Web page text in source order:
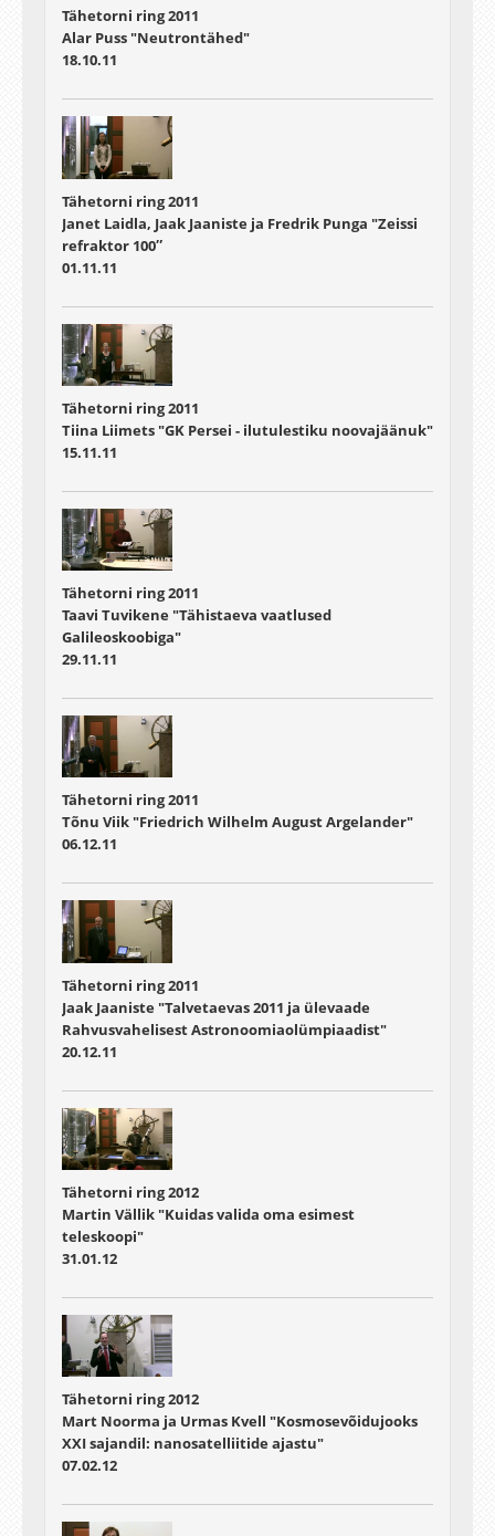
Tähetorni ring 2011
Alar Puss "Neutrontähed"
18.10.11
Tähetorni ring 2011
Janet Laidla, Jaak Jaaniste ja Fredrik Punga "Zeissi
refraktor 100″
01.11.11
Tähetorni ring 2011
Tiina Liimets "GK Persei - ilutulestiku noovajäänuk"
15.11.11
Tähetorni ring 2011
Taavi Tuvikene "Tähistaeva vaatlused
Galileoskoobiga"
29.11.11
Tähetorni ring 2011
Tõnu Viik "Friedrich Wilhelm August Argelander"
06.12.11
Tähetorni ring 2011
Jaak Jaaniste "Talvetaevas 2011 ja ülevaade
Rahvusvahelisest Astronoomiaolümpiaadist"
20.12.11
Tähetorni ring 2012
Martin Vällik "Kuidas valida oma esimest
teleskoopi"
31.01.12
Tähetorni ring 2012
Mart Noorma ja Urmas Kvell "Kosmosevõidujooks
XXI sajandil: nanosatelliitide ajastu"
07.02.12